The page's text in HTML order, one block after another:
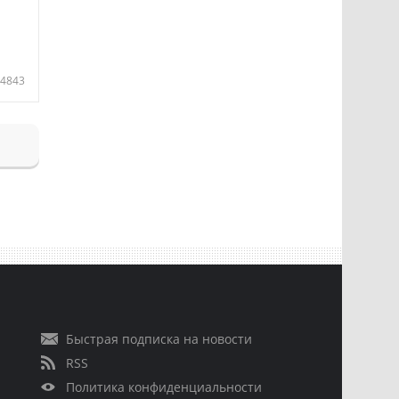
4843
Быстрая подписка на новости
RSS
Политика конфиденциальности